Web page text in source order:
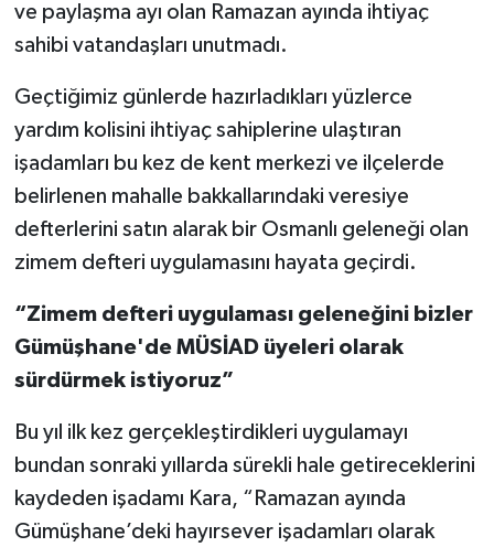
ve paylaşma ayı olan Ramazan ayında ihtiyaç
sahibi vatandaşları unutmadı.
Geçtiğimiz günlerde hazırladıkları yüzlerce
yardım kolisini ihtiyaç sahiplerine ulaştıran
işadamları bu kez de kent merkezi ve ilçelerde
belirlenen mahalle bakkallarındaki veresiye
defterlerini satın alarak bir Osmanlı geleneği olan
zimem defteri uygulamasını hayata geçirdi.
“Zimem defteri uygulaması geleneğini bizler
Gümüşhane'de MÜSİAD üyeleri olarak
sürdürmek istiyoruz”
Bu yıl ilk kez gerçekleştirdikleri uygulamayı
bundan sonraki yıllarda sürekli hale getireceklerini
kaydeden işadamı Kara, “Ramazan ayında
Gümüşhane’deki hayırsever işadamları olarak